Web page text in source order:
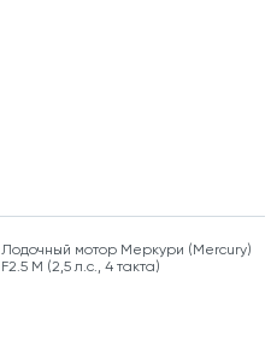
Лодочный мотор Меркури (Mercury)
F2.5 M (2,5 л.с., 4 такта)